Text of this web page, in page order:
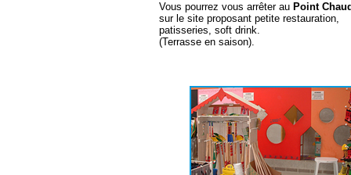
Vous pourrez vous arrêter au Point
sur le site proposant petite restauration,
patisseries, soft drink.
(Terrasse en saison).